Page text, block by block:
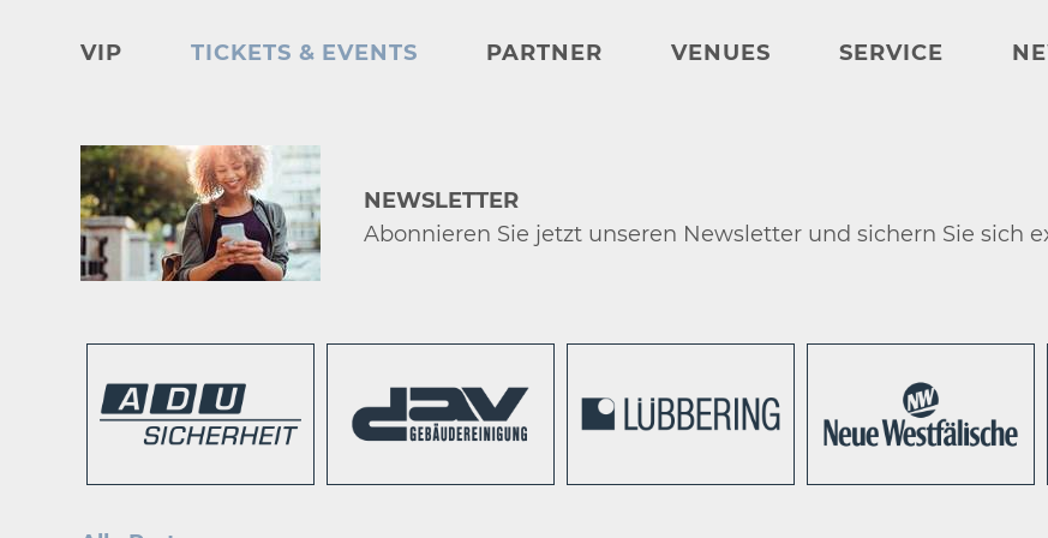
VIP TICKETS & EVENTS PARTNER VENUES SERVICE
NEWSLETTER
Abonnieren Sie jetzt unseren Newsletter und sichern Sie sich